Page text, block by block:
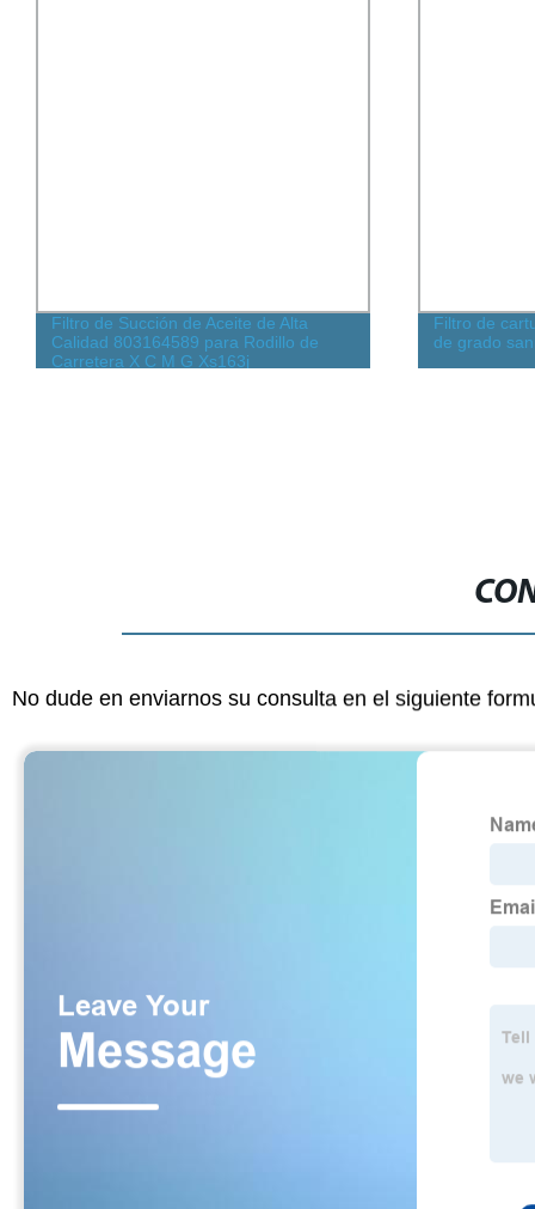
Filtro de Succión de Aceite de Alta
Calidad 803164589 para Rodillo de
Carretera X C M G Xs163j
Filtro de
de grado
No dude en enviarnos su consulta en el siguiente